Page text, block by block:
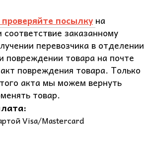
посылку на
соответствие заказанному
перевозчика в отделении
повреждении товара на почте
повреждения товара. Только
акта мы можем вернуть
товар.
Visa/Mastercard